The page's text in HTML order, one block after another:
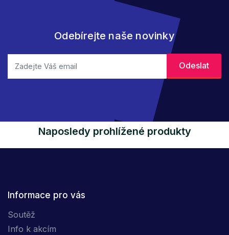
Odebírejte naše novinky
Naposledy prohlížené produkty
Informace pro vás
Soutěž
Info k akcím